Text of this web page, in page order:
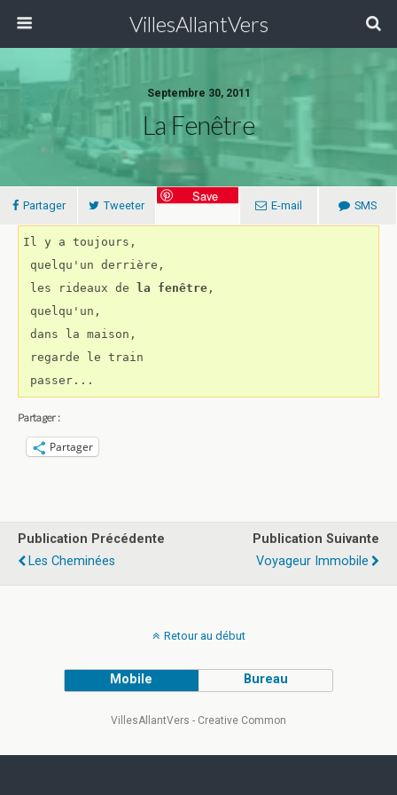
VillesAllantVers
Septembre 30, 2011
La Fenêtre
Partager Tweeter
Save
E-mail SMS
Il y a toujours,
quelqu'un derrière,
les rideaux de
la fenêtre ,
quelqu'un,
dans la maison,
regarde le train
passer...
Partager :
Partager
Publication Précédente
Les Cheminées
Publication Suivante
Voyageur Immobile
Retour au début
Mobile Bureau
VillesAllantVers - Creative Common